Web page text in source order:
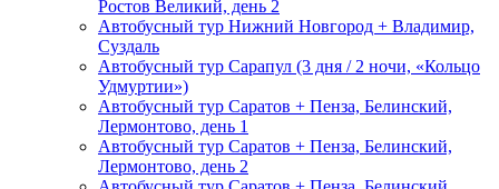
Ростов Великий, день 2
Автобусный тур Нижний Новгород + Владимир,
Суздаль
Автобусный тур Сарапул (3 дня / 2 ночи, «Кольцо
Удмуртии»)
Автобусный тур Саратов + Пенза, Белинский,
Лермонтово, день 1
Автобусный тур Саратов + Пенза, Белинский,
Лермонтово, день 2